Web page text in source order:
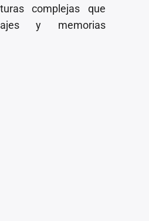
complejas que
y memorias